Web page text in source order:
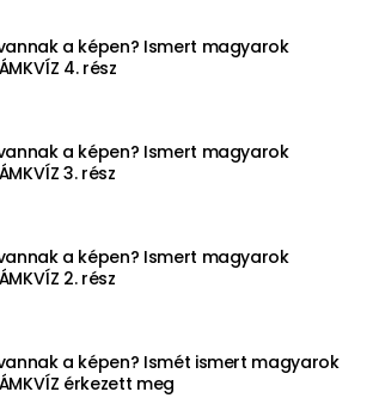
a képen? Ismert magyarok
4. rész
a képen? Ismert magyarok
3. rész
a képen? Ismert magyarok
2. rész
a képen? Ismét ismert magyarok
érkezett meg